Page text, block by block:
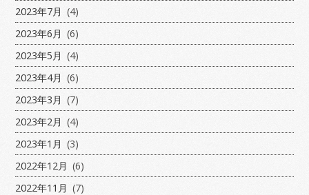
2023年7月 (4)
2023年6月 (6)
2023年5月 (4)
2023年4月 (6)
2023年3月 (7)
2023年2月 (4)
2023年1月 (3)
2022年12月 (6)
2022年11月 (7)